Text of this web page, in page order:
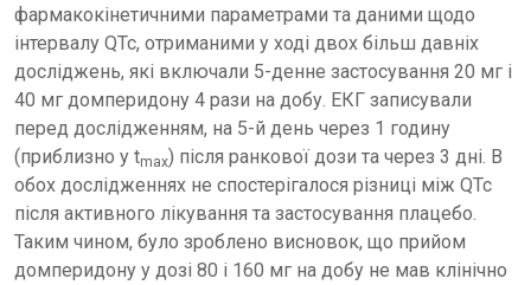
фармакокінетичними параметрами та даними щодо
інтервалу QTc, отриманими у ході двох більш давніх
досліджень, які включали 5-денне застосування 20 мг і
40 мг домперидону 4 рази на добу. ЕКГ записували
перед дослідженням, на 5-й день через 1 годину
(приблизно у tmax) після ранкової дози та через 3 дні. В
обох дослідженнях не спостерігалося різниці між QTc
після активного лікування та застосування плацебо.
Таким чином, було зроблено висновок, що прийом
домперидону у дозі 80 і 160 мг на добу не мав клінічно